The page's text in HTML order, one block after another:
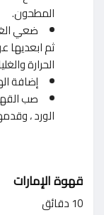
المطحون.
ثم ابعديها
الحرارة
إضافة
صب
الورد ،
قهوة الإمارات
10 دقائق